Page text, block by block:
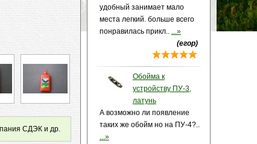
удобный занимает мало
места легкий. больше всего
понравилась прикл.. ...»
(егор)
Обойма к
устройству ПУ-3,
латунь
А возможно ли появление
таких же обойм но на ПУ-4?..
...»
СДЭК и др.